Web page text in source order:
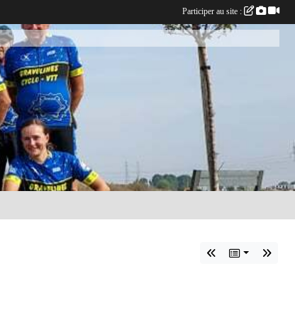
Participer au site :